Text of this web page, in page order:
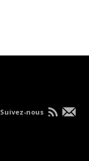
Suivez-nous